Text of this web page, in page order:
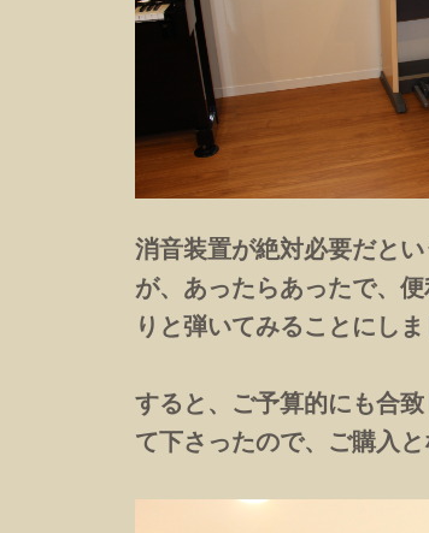
消音装置が絶対必要だと
が、あったらあったで、
りと弾いてみることにしま
すると、ご予算的にも合
て下さったので、ご購入と